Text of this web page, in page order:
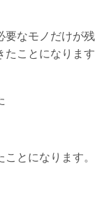
要なモノだけが残
たことになります
とになります。